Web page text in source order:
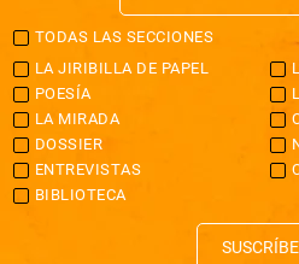
TODAS LAS SECCIONES
LA JIRIBILLA DE PAPEL
POESÍA
LA MIRADA
DOSSIER
ENTREVISTAS
BIBLIOTECA